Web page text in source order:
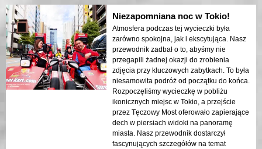
trwania doświadczenia. Światła miasta
odbijające się w zatoce stworzyły senna
atmosferę, która pozostawiła trwałe
wrażenie. Ta wycieczka jest idealna dla
osób odwiedzających po raz pierwszy,
które pragną połączyć przygodę z
zwiedzaniem. Kontrast między
nowoczesnymi strukturami Tokio a
historycznymi obszarami był pięknie
ukazany w nocnych światłach. Gorąco
polecam tę wycieczkę każdemu!
Niezapomniana noc w Tokio!
Atmosfera podczas tej wycieczki była
zarówno spokojna, jak i ekscytująca. Nasz
przewodnik zadbał o to, abyśmy nie
przegapili żadnej okazji do zrobienia
zdjęcia przy kluczowych zabytkach. To była
niesamowita podróż od początku do końca.
Rozpoczęliśmy wycieczkę w pobliżu
ikonicznych miejsc w Tokio, a przejście
przez Tęczowy Most oferowało zapierające
dech w piersiach widoki na panoramę
miasta. Nasz przewodnik dostarczył
fascynujących szczegółów na temat